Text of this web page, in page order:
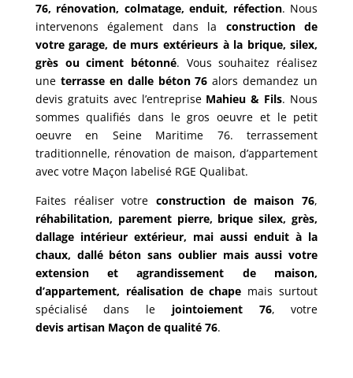
76, rénovation, colmatage, enduit, réfection. Nous
intervenons également dans la construction de
votre garage, de murs extérieurs à la brique, silex,
grès ou ciment bétonné. Vous souhaitez réalisez
une terrasse en dalle béton 76 alors demandez un
devis gratuits avec l’entreprise Mahieu & Fils. Nous
sommes qualifiés dans le gros oeuvre et le petit
oeuvre en Seine Maritime 76. terrassement
traditionnelle, rénovation de maison, d’appartement
avec votre Maçon labelisé RGE Qualibat.
Faites réaliser votre construction de maison 76,
réhabilitation, parement pierre, brique silex, grès,
dallage intérieur extérieur, mai aussi enduit à la
chaux, dallé béton sans oublier mais aussi votre
extension et agrandissement de maison,
d’appartement, réalisation de chape mais surtout
spécialisé dans le jointoiement 76, votre
devis artisan Maçon de qualité 76.